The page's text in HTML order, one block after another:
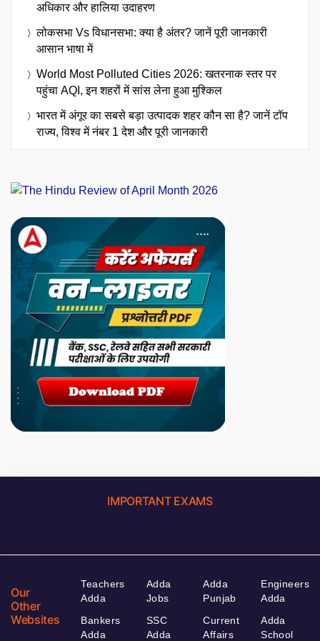
अधिकार और हालिया उदाहरण
लोकसभा Vs विधानसभा: क्या है अंतर? जानें पूरी जानकारी
आसान भाषा में
World Most Polluted Cities 2026: खतरनाक स्तर पर
पहुंचा AQI, इन शहरों में सांस लेना हुआ मुश्किल
भारत में अंगूर का सबसे बड़ा उत्पादक शहर कौन सा है? जानें टॉप
राज्य, विश्व में नंबर 1 देश और पूरी जानकारी
IMPORTANT EXAMS
Our
Other
Websites
Teachers
Adda
Bankers
Adda
Adda
Jobs
SSC
Adda
Adda
Punjab
Current
Affairs
Engineers
Adda
Adda
School